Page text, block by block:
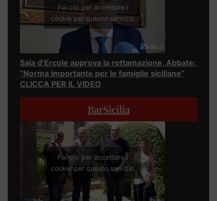
Fai clic per accettare i
cookie per questo servizio
Sala d’Ercole approva la rottamazione, Abbate:
“Norma importante per le famiglie siciliane”
CLICCA PER IL VIDEO
BarSicilia
Fai clic per accettare i
cookie per questo servizio